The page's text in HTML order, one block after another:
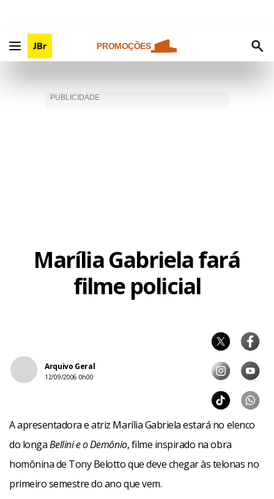
PROMOÇÕES
Marília Gabriela fará
filme policial
Arquivo Geral
12/09/2006 0h00
A apresentadora e atriz Marília Gabriela estará no elenco
do longaBellini e o Demônio, filme inspirado na obra
homônina de Tony Belotto que deve chegar às telonas no
primeiro semestre do ano que vem.